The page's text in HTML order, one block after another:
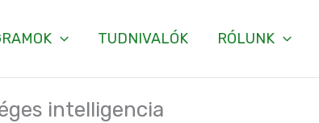
TUDNIVALÓK RÓLUNK
intelligencia